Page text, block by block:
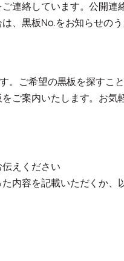
連絡しています。公開連
、黒板No.をお知らせの
。ご希望の黒板を探すこ
ご案内いたします。お気
えください
内容を記載いただくか、